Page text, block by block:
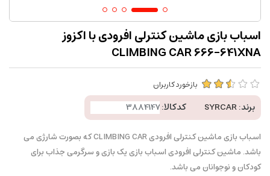
اسباب بازی ماشین کنترلی افرودی با اکزوز
CLIMBING CAR 666-641XNA
بازخورد کاربران
برند:SYRCAR کدکالا:
اسباب بازی ماشین کنترلی افرودی CLIMBING CAR که بصورت شارژی می
باشد. ماشین کنترلی افرودی اسباب بازی یک بازی و سرگرمی جذاب برای
کودکان و نوجوانان می باشد.